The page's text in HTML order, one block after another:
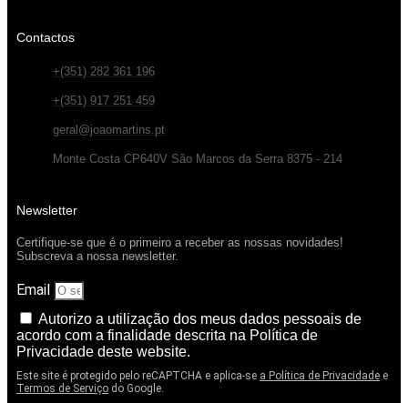
Contactos
+(351) 282 361 196
+(351) 917 251 459
geral@joaomartins.pt
Monte Costa CP640V São Marcos da Serra 8375 - 214
Newsletter
Certifique-se que é o primeiro a receber as nossas novidades!
Subscreva a nossa newsletter.
Email
Autorizo a utilização dos meus dados pessoais de
acordo com a finalidade descrita na Política de
Privacidade deste website.
Este site é protegido pelo reCAPTCHA e aplica-se a Política de Privacidade e
Termos de Serviço do Google.